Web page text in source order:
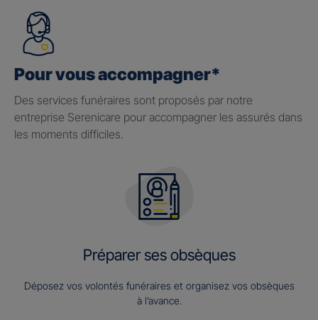
Pour vous accompagner*
Des services funéraires sont proposés par notre
entreprise Serenicare pour accompagner les assurés dans
les moments difficiles.
Préparer ses obsèques
Déposez vos volontés funéraires et organisez vos obsèques
à l’avance.